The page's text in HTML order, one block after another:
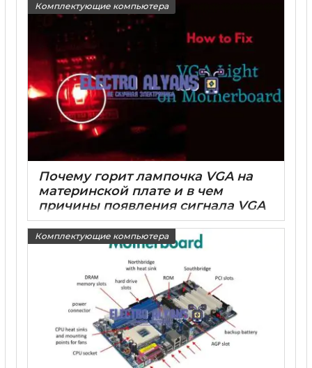
Комплектующие компьютера
Почему горит лампочка VGA на
материнской плате и в чем
причины появления сигнала VGA
Комплектующие компьютера